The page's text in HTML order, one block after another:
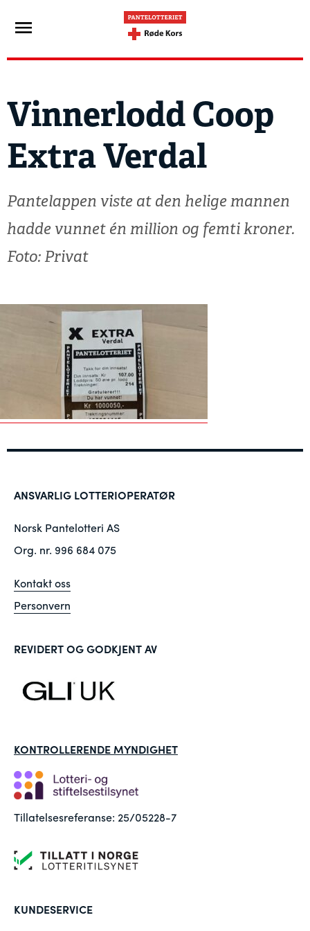
Vinnerlodd Coop
Extra Verdal
Pantelappen viste at den helige mannen
hadde vunnet én million og femti kroner.
Foto: Privat
ANSVARLIG LOTTERIOPERATØR
Norsk Pantelotteri AS
Org. nr. 996 684 075
Kontakt oss
Personvern
REVIDERT OG GODKJENT AV
KONTROLLERENDE MYNDIGHET
Tillatelsesreferanse: 25/05228-7
KUNDESERVICE